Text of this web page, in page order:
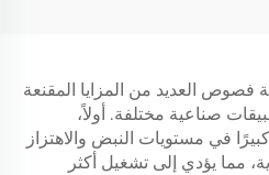
فصوص العديد من المزايا المقنعة
صناعية مختلفة. أولاً،
في مستويات النبض والاهتزاز
مما يؤدي إلى تشغيل أكثر